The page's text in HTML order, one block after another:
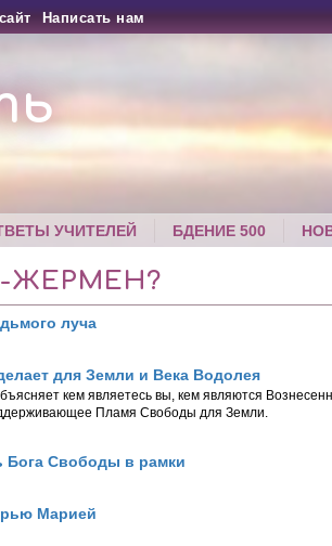
Написать нам
УЧИТЕЛЕЙ БДЕНИЕ 500
ЖЕРМЕН?
луча
для Земли и Века Водолея
кем являетесь вы, кем являются
Пламя Свободы для Земли.
Бога Свободы в рамки
Марией